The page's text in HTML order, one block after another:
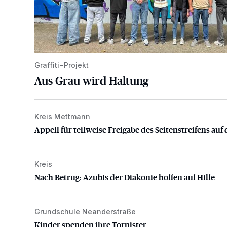
Graffiti-Projekt
Aus Grau wird Haltung
Appell für teilweise Freigabe des Seitenstreifens auf
Kreis Mettmann
Appell für teilweise Freigabe des Seitenstreifens auf
Nach Betrug: Azubis der Diakonie hoffen auf Hilfe
Kreis
Nach Betrug: Azubis der Diakonie hoffen auf Hilfe
Kinder spenden ihre Tornister
Grundschule Neanderstraße
Kinder spenden ihre Tornister